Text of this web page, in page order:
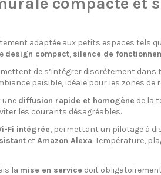
adaptée aux petits espaces tels
design compact, silence de
de s’intégrer discrètement dans
paisible, idéale pour les zones de
une diffusion rapide et homogène de la
les courants désagréables.
Fi intégrée, permettant un pilotage à
et Amazon Alexa. Température,
la mise en service doit